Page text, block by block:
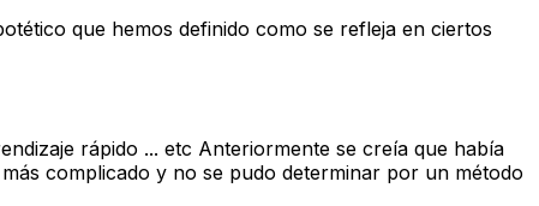
que hemos definido como se refleja en ciertos
rápido ... etc Anteriormente se creía que había
complicado y no se pudo determinar por un método